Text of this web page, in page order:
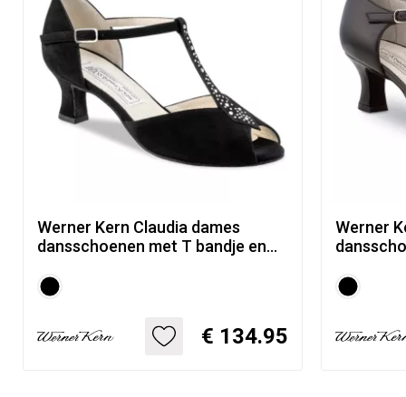
Werner Kern Claudia dames
dansschoenen met T bandje en
€ 134.95
Werner